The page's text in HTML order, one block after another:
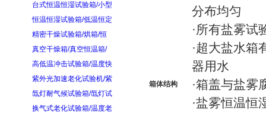
台式恒温恒湿试验箱/小型
恒温恒湿试验箱/低温恒定
精密干燥试验箱/烘箱/恒
真空干燥箱/真空恒温箱/
高低温冲击试验箱/温度快
紫外光加速老化试验机/紫
氙灯耐气候试验箱/氙灯试
换气式老化试验箱/温度老
箱体结构
分布均匀
·所有盐雾试
·超大盐水箱
器用水
·箱盖与盐雾
·盐雾恒温恒